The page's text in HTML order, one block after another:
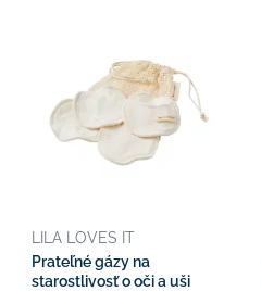
LILA LOVES IT
Prateľné gázy na
starostlivosť o oči a uši